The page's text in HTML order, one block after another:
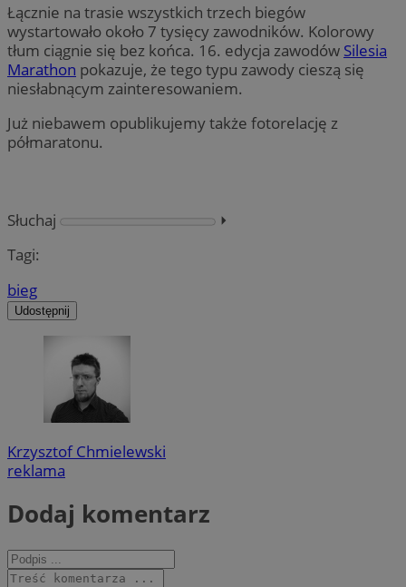
Łącznie na trasie wszystkich trzech biegów
wystartowało około 7 tysięcy zawodników. Kolorowy
tłum ciągnie się bez końca. 16. edycja zawodów Silesia
Marathon pokazuje, że tego typu zawody cieszą się
niesłabnącym zainteresowaniem.
Już niebawem opublikujemy także fotorelację z
półmaratonu.
Słuchaj
⏵︎
Tagi:
bieg
Udostępnij
Krzysztof Chmielewski
reklama
Dodaj komentarz